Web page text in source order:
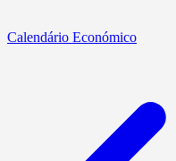
Calendário Económico